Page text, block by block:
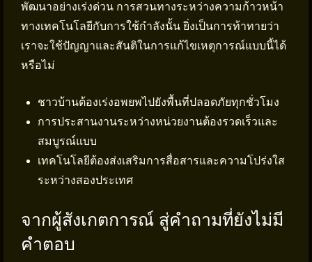
พัฒนาอย่างเร่งด่วน การสวนทางระหว่างความก้าวหน้า
ทางเทคโนโลยีกับการใช้กำลังนั้น ยิ่งเป็นการท้าทายว่า
เราจะใช้ปัญญาและสันติในการแก้ไขเหตุการณ์แบบนี้ได้
หรือไม่
ชาวบ้านต้องเร่งอพยพไปยังพื้นที่ปลอดภัยทุกชั่วโมง
การประสานงานระหว่างหน่วยงานต้องรวดเร็วและ
สมบูรณ์แบบ
เทคโนโลยีต้องส่งเสริมการสื่อสารและความโปร่งใส
ระหว่างสองประเทศ
จากผู้สังเกตการณ์ สู่คำถามที่ยังไม่มี
คำตอบ